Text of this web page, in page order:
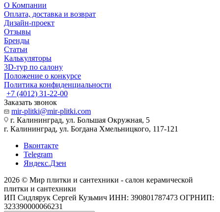
О Компании
Оплата, доставка и возврат
Дизайн-проект
Отзывы
Бренды
Статьи
Калькуляторы
3D-тур по салону
Положение о конкурсе
Политика конфиденциальности
+7 (4012) 31-22-00
Заказать звонок
mir-plitki@mir-plitki.com
г. Калининград, ул. Большая Окружная, 5
г. Калининград, ул. Богдана Хмельницкого, 117-121
Вконтакте
Telegram
Яндекс.Дзен
2026 © Мир плитки и сантехники - салон керамической
плитки и сантехники
ИП Сидлярук Сергей Кузьмич ИНН: 390801787473 ОГРНИП:
323390000066231